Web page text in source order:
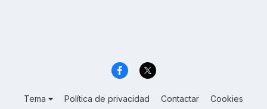
Tema Política de privacidad Contactar Cookies